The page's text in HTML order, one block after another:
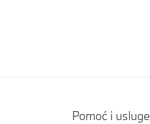
Pomoć i usluge